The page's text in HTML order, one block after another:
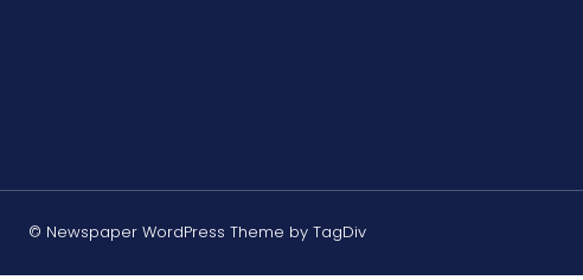
© Newspaper WordPress Theme by TagDiv